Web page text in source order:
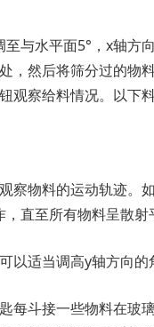
与水平面5°，x轴方
，然后将筛分过的物
察给料情况。以下
物料的运动轨迹。
直至所有物料呈散射
适当调高y轴方向的
斗接一些物料在玻